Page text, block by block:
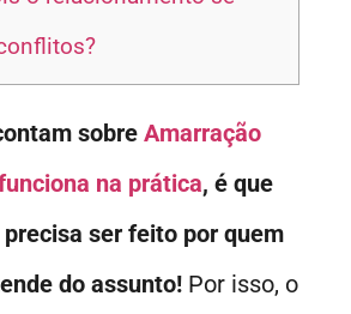
sobre Amarração
na prática, é que
ser feito por quem
do assunto! Por isso, o